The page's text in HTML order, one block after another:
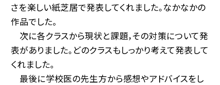
さを楽しい紙芝居で発表してくれました。なかなかの
作品でした。
次に各クラスから現状と課題，その対策について発
表がありました。どのクラスもしっかり考えて発表して
くれました。
最後に学校医の先生方から感想やアドバイスをし